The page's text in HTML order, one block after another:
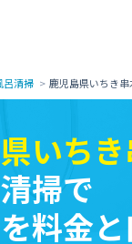
呂清掃 鹿児島県いちき
いち
掃で
料金